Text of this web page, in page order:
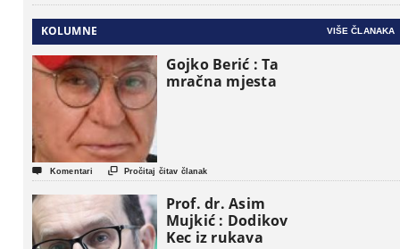
KOLUMNE VIŠE ČLANAKA
Gojko Berić : Ta
mračna mjesta
 Komentari  Pročitaj čitav članak
Prof. dr. Asim
Mujkić : Dodikov
Kec iz rukava